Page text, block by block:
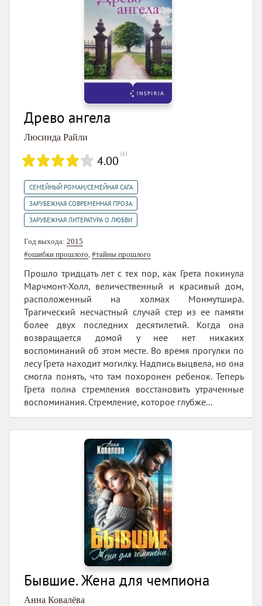
Древо ангела
Люсинда Райли
4.00 (1)
СЕМЕЙНЫЙ РОМАН/СЕМЕЙНАЯ САГА
ЗАРУБЕЖНАЯ СОВРЕМЕННАЯ ПРОЗА
ЗАРУБЕЖНАЯ ЛИТЕРАТУРА О ЛЮБВИ
Год выхода: 2015
#ошибки прошлого, #тайны прошлого
Прошло тридцать лет с тех пор, как Грета покинула
Марчмонт-Холл, величественный и красивый дом,
расположенный на холмах Монмутшира.
Трагический несчастный случай стер из ее памяти
более двух последних десятилетий. Когда она
возвращается домой у нее нет никаких
воспоминаний об этом месте. Во время прогулки по
лесу Грета находит могилку. Надпись выцвела, но она
смогла понять, что там похоронен ребенок. Теперь
Грета полна стремления восстановить утраченные
воспоминания. Стремление, которое глубже...
Бывшие. Жена для чемпиона
Анна Ковалёва